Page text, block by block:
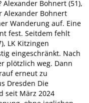
Bohnert (51),
Alexander Bohnert
Wanderung auf. Eine
fest. Seitdem fehlt
LK Kitzingen
eingeschränkt. Nach
plötzlich weg. Dann
erneut zu
Dresden Die
seit März 2024